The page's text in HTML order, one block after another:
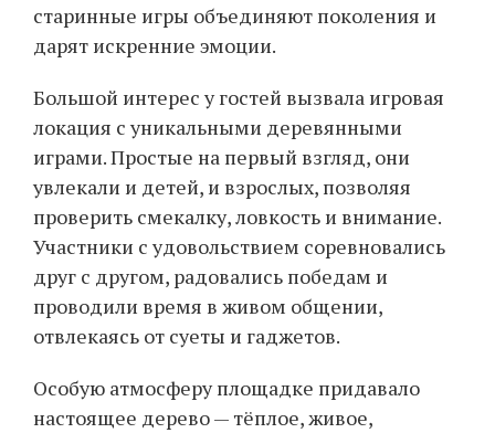
старинные игры объединяют поколения и
дарят искренние эмоции.
Большой интерес у гостей вызвала игровая
локация с уникальными деревянными
играми. Простые на первый взгляд, они
увлекали и детей, и взрослых, позволяя
проверить смекалку, ловкость и внимание.
Участники с удовольствием соревновались
друг с другом, радовались победам и
проводили время в живом общении,
отвлекаясь от суеты и гаджетов.
Особую атмосферу площадке придавало
настоящее дерево — тёплое, живое,